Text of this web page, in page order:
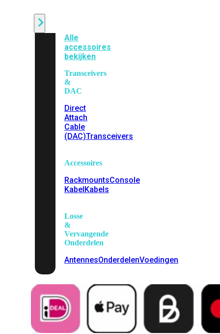
Alle
accessoires
bekijken
Transceivers
&
DAC
Direct
Attach
Cable
(DAC)Transceivers
Accessoires
RackmountsConsole
KabelKabels
Losse
&
Vervangende
Onderdelen
AntennesOnderdelenVoedingen